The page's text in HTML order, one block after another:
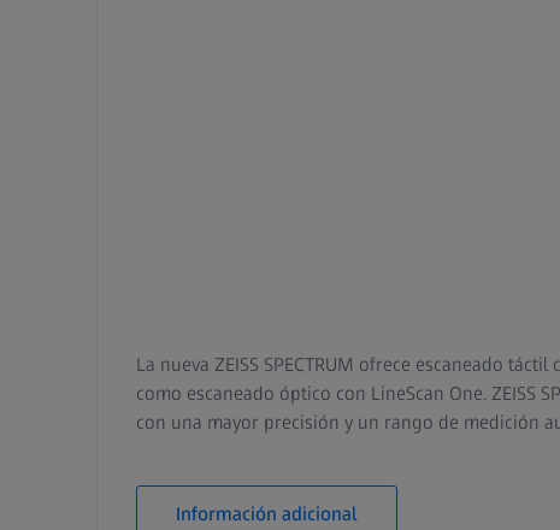
La nueva ZEISS SPECTRUM ofrece escaneado
como escaneado óptico con LineScan One. ZEISS
con una mayor precisión y un rango de medición
Información adicional